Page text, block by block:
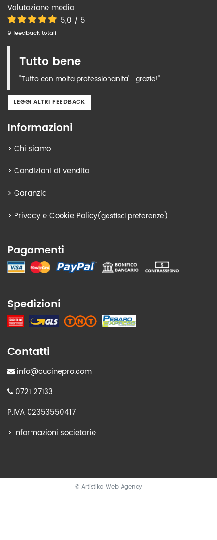
Valutazione media
5,0 / 5
9 feedback totali
Tutto bene
"Tutto con molta professionanita'... grazie!"
LEGGI ALTRI FEEDBACK
Informazioni
> Chi siamo
> Condizioni di vendita
> Garanzia
> Privacy e Cookie Policy(gestisci preferenze)
Pagamenti
Spedizioni
Contatti
info@cucinepro.com
0721 27133
P.IVA 02353550417
> Informazioni societarie
© Artistiko Web Agency